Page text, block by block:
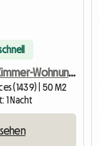
Möblierte 1-Zimmer-Wohnung Mit Ausgestatteter Küche
(1439) | 50 M2
1 Nacht